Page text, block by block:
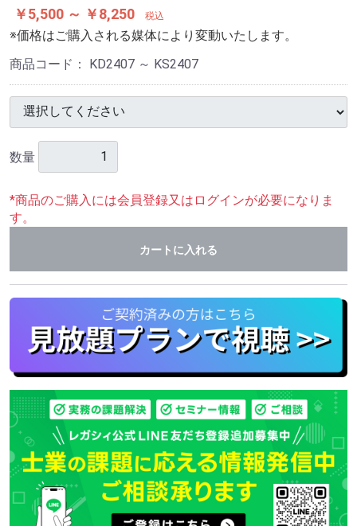
￥5,500 ～ ￥8,250 税込
※価格はご購入される媒体により変動いたします。
商品コード： KD2407 ～ KS2407
数量
*商品のご購入には会員登録又はログインが必要になりま
す。
カートに入れる